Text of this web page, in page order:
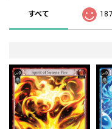
すべて 187